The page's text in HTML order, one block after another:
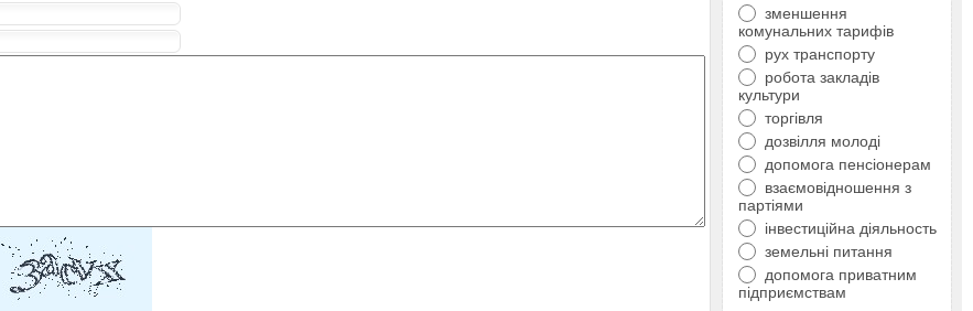
зменшення
комунальних тарифів
рух транспорту
робота закладів
культури
торгівля
дозвілля молоді
допомога пенсіонерам
взаємовідношення з
партіями
інвестиційна діяльность
земельні питання
допомога приватним
підприємствам